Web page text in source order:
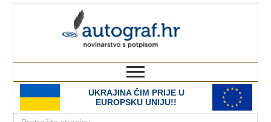
UKRAJINA ČIM PRIJE U
EUROPSKU UNIJU!!